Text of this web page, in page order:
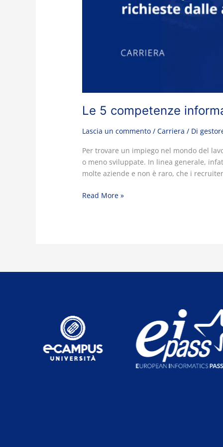
Le 5 competenze
Lascia un commento /Carriera / Di
Per trovare un impiego nel mondo del
o meno sviluppate. In linea generale,
molte aziende e non è raro, che i
Read More »